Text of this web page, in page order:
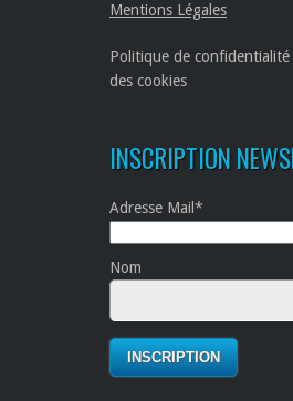
Mentions Légales
Politique de
des cookies
INSCRIPTION
Adresse Mail*
Nom